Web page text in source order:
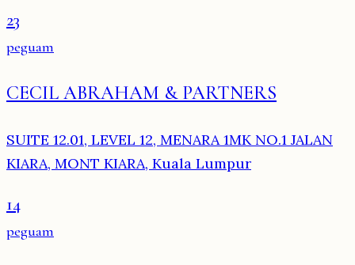
23
peguam
CECIL ABRAHAM & PARTNERS
SUITE 12.01, LEVEL 12, MENARA 1MK NO.1 JALAN
KIARA, MONT KIARA, Kuala Lumpur
14
peguam